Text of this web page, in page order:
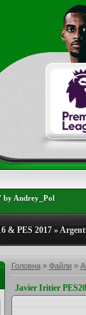
by Andrey_Pol
& PES 2017»
Головна» Файли»
Javier Iritier